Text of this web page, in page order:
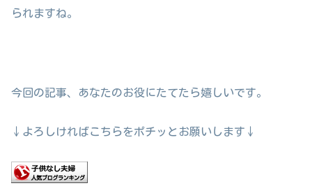
られますね。
今回の記事、あなたのお役にたてたら嬉しいです。
↓よろしければこちらをポチッとお願いします↓